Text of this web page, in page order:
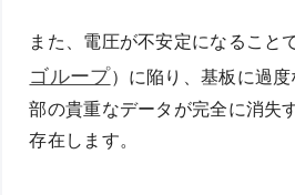
また、電圧が不安定になること
ゴループ）に陥り、基板に過
部の貴重なデータが完全に消失
存在します。